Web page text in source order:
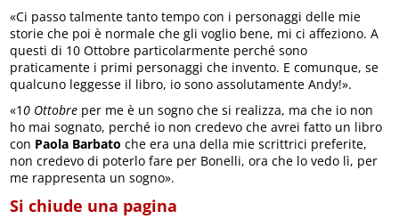
«Ci passo talmente tanto tempo con i personaggi delle mie
storie che poi è normale che gli voglio bene, mi ci affeziono. A
questi di 10 Ottobre particolarmente perché sono
praticamente i primi personaggi che invento. E comunque, se
qualcuno leggesse il libro, io sono assolutamente Andy!».
«10 Ottobre per me è un sogno che si realizza, ma che io non
ho mai sognato, perché io non credevo che avrei fatto un libro
con Paola Barbato che era una della mie scrittrici preferite,
non credevo di poterlo fare per Bonelli, ora che lo vedo lì, per
me rappresenta un sogno».
Si chiude una pagina